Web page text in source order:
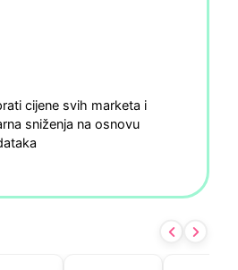
cijene svih marketa i
sniženja na osnovu